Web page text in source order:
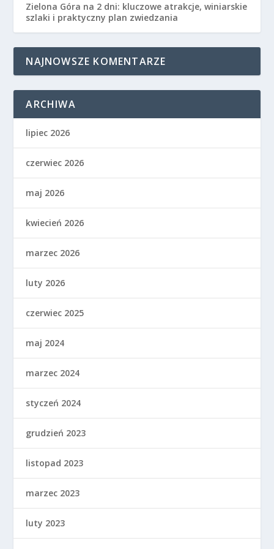
Zielona Góra na 2 dni: kluczowe atrakcje, winiarskie
szlaki i praktyczny plan zwiedzania
NAJNOWSZE KOMENTARZE
ARCHIWA
lipiec 2026
czerwiec 2026
maj 2026
kwiecień 2026
marzec 2026
luty 2026
czerwiec 2025
maj 2024
marzec 2024
styczeń 2024
grudzień 2023
listopad 2023
marzec 2023
luty 2023